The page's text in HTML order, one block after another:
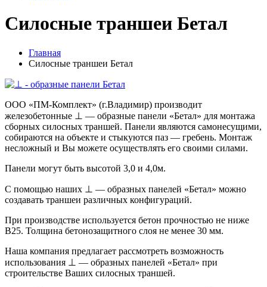
Силосные траншеи Бетал
Главная
Силосные траншеи Бетал
ООО «ПМ-Комплект» (г.Владимир) производит
железобетонные ⊥ — образные панели «Бетал» для монтажа
сборных силосных траншей. Панели являются самонесущими,
собираются на объекте и стыкуются паз — гребень. Монтаж
несложный и Вы можете осуществлять его своими силами.
Панели могут быть высотой 3,0 и 4,0м.
С помощью наших ⊥ — образных панелей «Бетал» можно
создавать траншеи различных конфигураций.
При производстве используется бетон прочностью не ниже
В25. Толщина бетонозащитного слоя не менее 30 мм.
Наша компания предлагает рассмотреть возможность
использования ⊥ — образных панелей «Бетал» при
строительстве Ваших силосных траншей.